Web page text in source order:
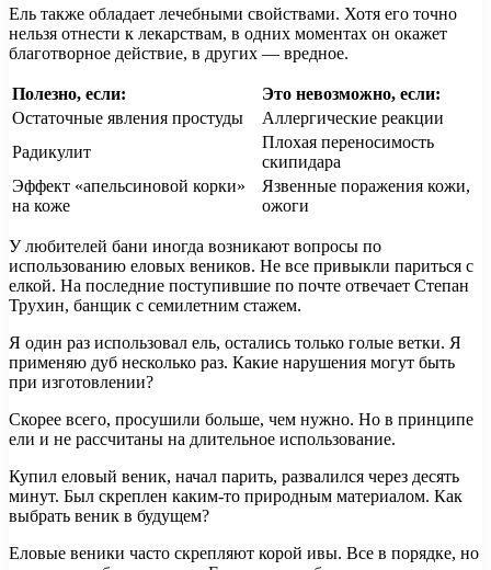
Ель также обладает лечебными свойствами. Хотя его точно
нельзя отнести к лекарствам, в одних моментах он окажет
благотворное действие, в других — вредное.
Полезно, если:
Это невозможно, если:
Остаточные явления простуды
Аллергические реакции
Радикулит
Плохая переносимость
скипидара
Эффект «апельсиновой корки»
на коже
Язвенные поражения кожи,
ожоги
У любителей бани иногда возникают вопросы по
использованию еловых веников. Не все привыкли париться с
елкой. На последние поступившие по почте отвечает Степан
Трухин, банщик с семилетним стажем.
Я один раз использовал ель, остались только голые ветки. Я
применяю дуб несколько раз. Какие нарушения могут быть
при изготовлении?
Скорее всего, просушили больше, чем нужно. Но в принципе
ели и не рассчитаны на длительное использование.
Купил еловый веник, начал парить, развалился через десять
минут. Был скреплен каким-то природным материалом. Как
выбрать веник в будущем?
Еловые веники часто скрепляют корой ивы. Все в порядке, но